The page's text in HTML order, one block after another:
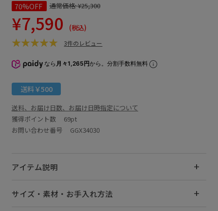
70%OFF 通常価格:¥25,300
¥7,590 (税込)
3件のレビュー
なら 月々1,265円から。分割手数料無料
送料￥500
送料、お届け日数、お届け日時指定について
獲得ポイント数 69pt
お問い合わせ番号 GGX34030
アイテム説明
サイズ・素材・お手入れ方法